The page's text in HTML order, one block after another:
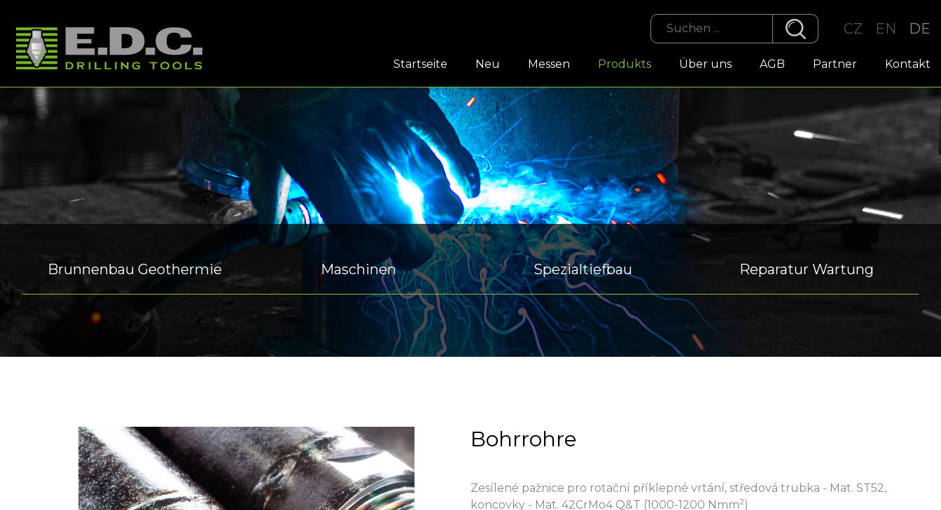
CZ EN DE
Startseite Neu Messen Produkts Über uns AGB Partner Kontakt
Brunnenbau Geothermie Maschinen Spezialtiefbau Reparatur Wartung
Bohrrohre
Zesílené pažnice pro rotační příklepné vrtání, středová trubka - Mat. ST52,
koncovky - Mat. 42CrMo4 Q&T (1000-1200 Nmm2)